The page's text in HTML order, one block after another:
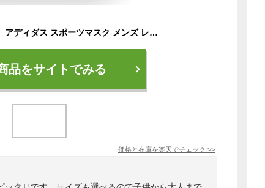
【ゆうパケット配送】 アディダス スポーツマスク メンズ レディース キッズ フェイスカバー 3パック ADIDAS FACE COVER 3PACK カラー 黒 ブラック 白 ホワイト 赤 レッド ブランド 布マスク スポーツ 3枚入り セット 洗濯 洗える 夏 夏用 子供 大人
品をサイトでみる
価格と在庫を楽天でチェック >>